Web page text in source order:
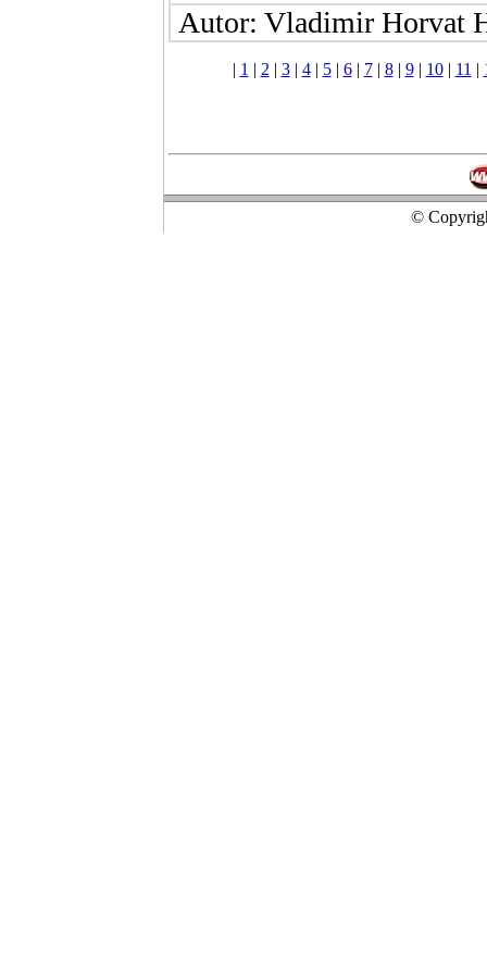
Autor: Vladimir Horvat
| 1 | 2 | 3| 4| 5| 6| 7| 8| 9| 10| 11 |
©